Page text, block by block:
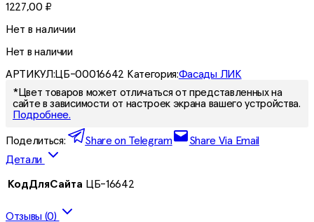
1227,00 ₽
Нет в наличии
Нет в наличии
АРТИКУЛ:ЦБ-00016642 Категория:Фасады ЛИК
*Цвет товаров может отличаться от представленных на
сайте в зависимости от настроек экрана вашего устройства.
Подробнее.
Поделиться: Share on Telegram
Share Via Email
Детали
КодДляСайта ЦБ-16642
Отзывы (0)